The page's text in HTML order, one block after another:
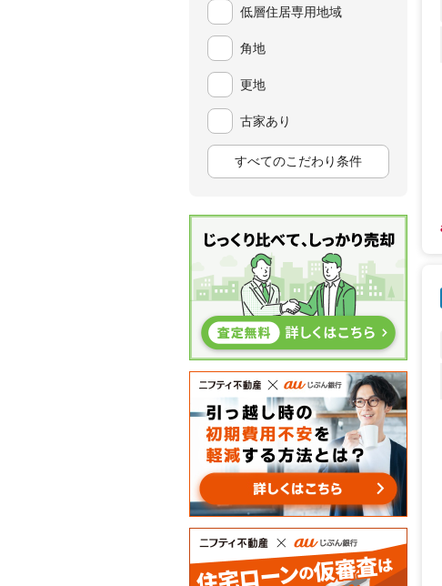
低層住居専用地域
角地
更地
古家あり
すべてのこだわり条件